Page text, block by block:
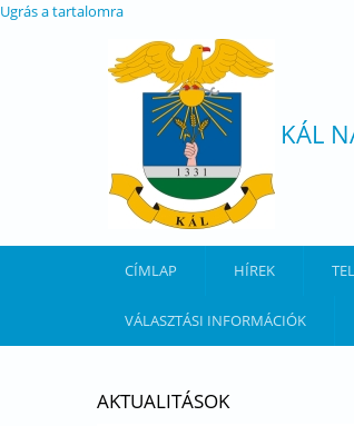
Ugrás a tartalomra
KÁL
CÍMLAP HÍREK
VÁLASZTÁSI INFORMÁCIÓK
AKTUALITÁSOK